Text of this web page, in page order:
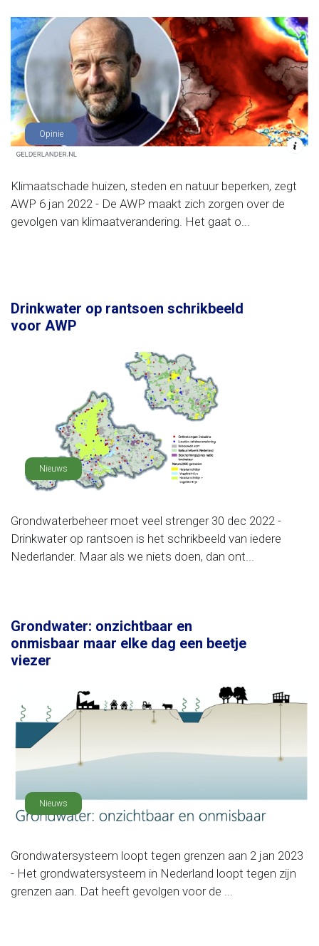
Opinie
Klimaatschade huizen, steden en natuur beperken, zegt
AWP 6 jan 2022 - De AWP maakt zich zorgen over de
gevolgen van klimaatverandering. Het gaat o...
Drinkwater op rantsoen schrikbeeld
voor AWP
Nieuws
Grondwaterbeheer moet veel strenger 30 dec 2022 -
Drinkwater op rantsoen is het schrikbeeld van iedere
Nederlander. Maar als we niets doen, dan ont...
Grondwater: onzichtbaar en
onmisbaar maar elke dag een beetje
viezer
Nieuws
Grondwatersysteem loopt tegen grenzen aan 2 jan 2023
- Het grondwatersysteem in Nederland loopt tegen zijn
grenzen aan. Dat heeft gevolgen voor de ...